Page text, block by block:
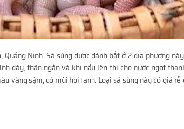
Ninh. Sá sùng được đánh bắt ở 2 địa phương
dày, thân ngắn và khi nấu lên thì cho nước ngọt
vàng sậm, có mùi hơi tanh. Loại sá sùng này có giá rẻ